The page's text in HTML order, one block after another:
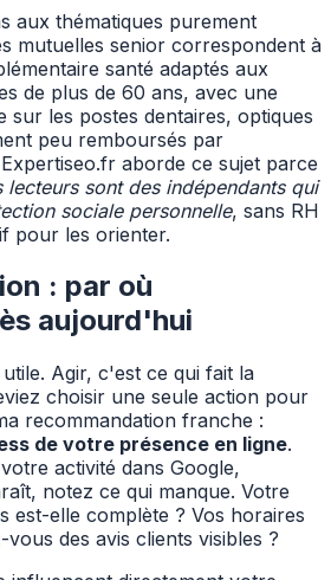
aux thématiques purement
mutuelles senior correspondent à
santé adaptés aux
de plus de 60 ans, avec une
les postes dentaires, optiques
peu remboursés par
aborde ce sujet parce
lecteurs sont des indépendants qui
sociale personnelle, sans RH
pour les orienter.
: par où
aujourd'hui
Agir, c'est ce qui fait la
choisir une seule action pour
recommandation franche :
de votre présence en ligne.
activité dans Google,
notez ce qui manque. Votre
est-elle complète ? Vos horaires
des avis clients visibles ?